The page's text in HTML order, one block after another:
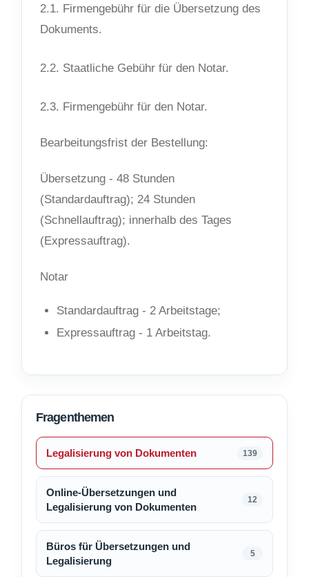
2.1. Firmengebühr für die Übersetzung des
Dokuments.
2.2. Staatliche Gebühr für den Notar.
2.3. Firmengebühr für den Notar.
Bearbeitungsfrist der Bestellung:
Übersetzung - 48 Stunden
(Standardauftrag); 24 Stunden
(Schnellauftrag); innerhalb des Tages
(Expressauftrag).
Notar
Standardauftrag - 2 Arbeitstage;
Expressauftrag - 1 Arbeitstag.
Fragenthemen
Legalisierung von Dokumenten 139
Online-Übersetzungen und
Legalisierung von Dokumenten
12
Büros für Übersetzungen und
Legalisierung
5